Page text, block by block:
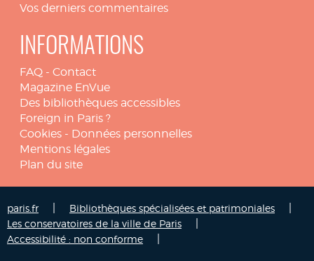
Vos derniers commentaires
INFORMATIONS
FAQ - Contact
Magazine EnVue
Des bibliothèques accessibles
Foreign in Paris ?
Cookies - Données personnelles
Mentions légales
Plan du site
paris.fr Bibliothèques spécialisées et patrimoniales
Les conservatoires de la ville de Paris
Accessibilité : non conforme